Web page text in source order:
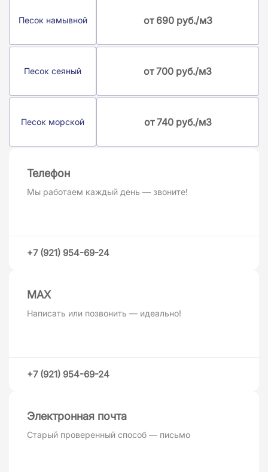
Песок намывной
Песок сеяный
Песок морской
от 690 руб./м3
от 700 руб./м3
от 740 руб./м3
Телефон
Мы работаем каждый день — звоните!
+7 (921) 954-69-24
MAХ
Написать или позвонить — идеально!
+7 (921) 954-69-24
Электронная почта
Старый проверенный способ — письмо